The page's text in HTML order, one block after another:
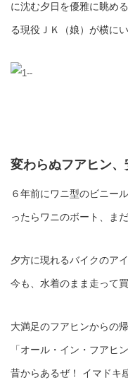
に沈む夕日を優雅に眺め
る現役ＪＫ（娘）が横にい
変わらぬフアヒン、
６年前にワニ型のビニー
ったらワニのボート、ま
夕方に現れるバイクのア
今も、水着のまま走って
大満足のフアヒンからの
「オール・イン・フアヒ
昔からあるぜ！ イマドキ